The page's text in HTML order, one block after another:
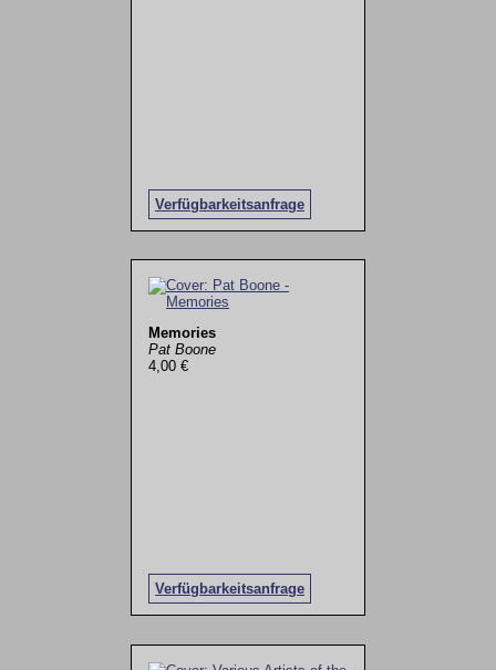
Verfügbarkeitsanfrage
Memories
Pat Boone
4,00 €
Verfügbarkeitsanfrage